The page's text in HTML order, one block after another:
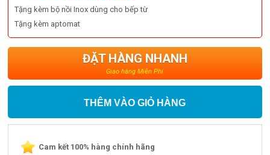
Tặng kèm bộ nồi Inox dùng cho bếp từ
Tặng kèm aptomat
ĐẶT HÀNG NHANH
Giao hàng Miễn Phí
THÊM VÀO GIỎ HÀNG
Cam kết 100% hàng chính hãng